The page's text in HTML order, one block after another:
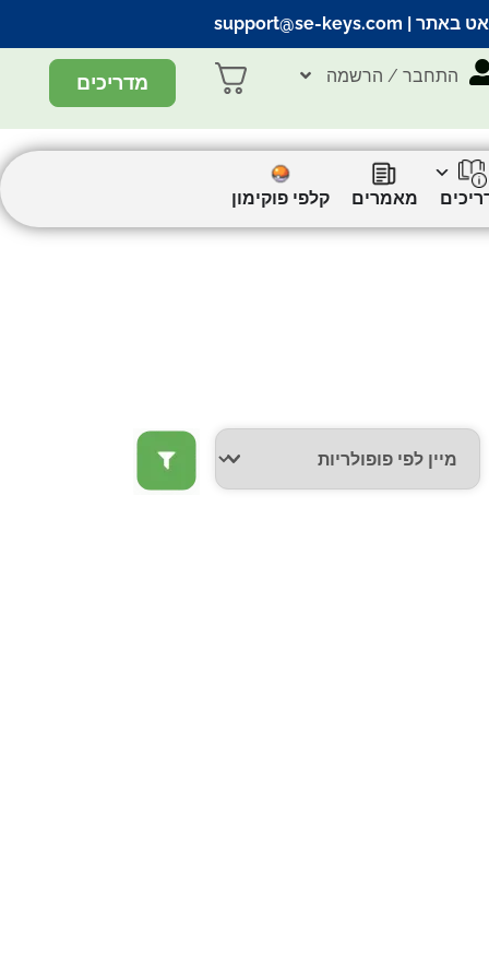
באתר | support@se-keys.com
התחבר / הרשמה מדריכים
מאמרים
קלפי פוקימון